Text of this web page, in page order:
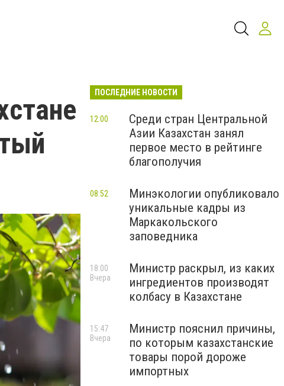
ПОСЛЕДНИЕ НОВОСТИ
Среди стран Центральной
Азии Казахстан занял
первое место в рейтинге
благополучия
12:00
Минэкологии опубликовало
уникальные кадры из
Маркакольского
заповедника
08:52
Министр раскрыл, из каких
ингредиентов производят
колбасу в Казахстане
18:00
Вчера
Министр пояснил причины,
по которым казахстанские
товары порой дороже
импортных
15:47
Вчера